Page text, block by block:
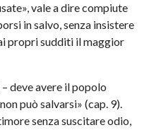
vale a dire compiute
in salvo, senza insistere
propri sudditi il maggior
deve avere il popolo
può salvarsi» (cap. 9).
senza suscitare odio,